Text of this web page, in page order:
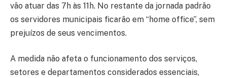
vão atuar das 7h às 11h. No restante da jornada padrão
os servidores municipais ficarão em “home office”, sem
prejuízos de seus vencimentos.
A medida não afeta o funcionamento dos serviços,
setores e departamentos considerados essenciais,